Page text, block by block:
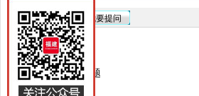
在线咨询 我要提问
专业分类
还是应届生的问题
提交相片